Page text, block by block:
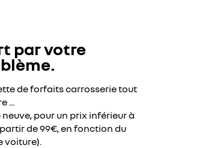
par votre
de forfaits carrosserie tout
...
pour un prix inférieur à
de 99€, en fonction du
voiture).